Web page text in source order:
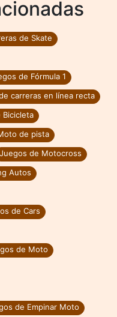
de Skate
de Fórmula 1
carreras en línea recta
Bicicleta
de pista
Juegos de Motocross
Autos
de Cars
de Moto
de Empinar Moto